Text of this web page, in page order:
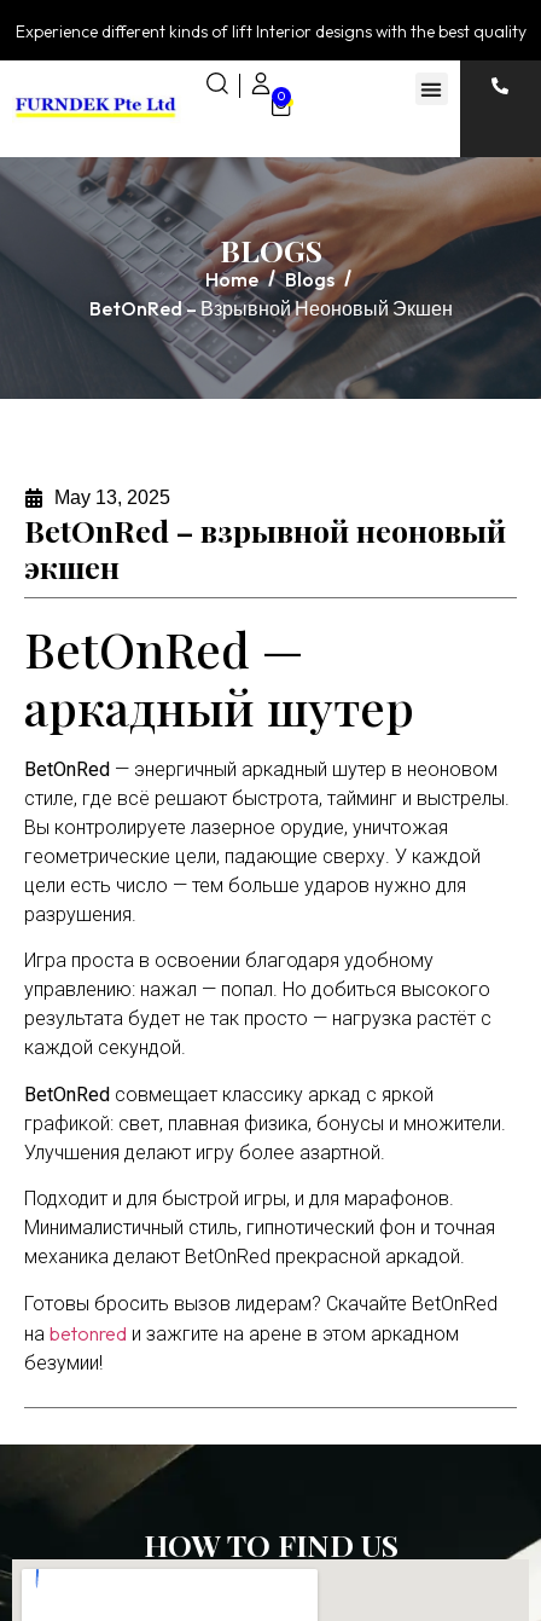
Experience different kinds of lift Interior designs with the best quality
0
BLOGS
Home
Blogs
BetOnRed – Взрывной Неоновый Экшен
May 13, 2025
BetOnRed – взрывной неоновый
экшен
BetOnRed —
аркадный шутер
BetOnRed — энергичный аркадный шутер в неоновом
стиле, где всё решают быстрота, тайминг и выстрелы.
Вы контролируете лазерное орудие, уничтожая
геометрические цели, падающие сверху. У каждой
цели есть число — тем больше ударов нужно для
разрушения.
Игра проста в освоении благодаря удобному
управлению: нажал — попал. Но добиться высокого
результата будет не так просто — нагрузка растёт с
каждой секундой.
BetOnRed совмещает классику аркад с яркой
графикой: свет, плавная физика, бонусы и множители.
Улучшения делают игру более азартной.
Подходит и для быстрой игры, и для марафонов.
Минималистичный стиль, гипнотический фон и точная
механика делают BetOnRed прекрасной аркадой.
Готовы бросить вызов лидерам? Скачайте BetOnRed
на betonred и зажгите на арене в этом аркадном
безумии!
HOW TO FIND US